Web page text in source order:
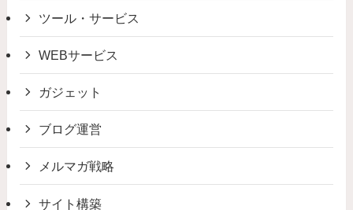
ツール・サービス
WEBサービス
ガジェット
ブログ運営
メルマガ戦略
サイト構築